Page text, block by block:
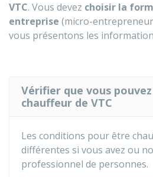
VTC. Vous devez choisir la
entreprise (micro-
vous présentons les
Vérifier que vous
chauffeur de VTC
Les conditions pour être
différentes si vous avez ou
professionnel de personnes.